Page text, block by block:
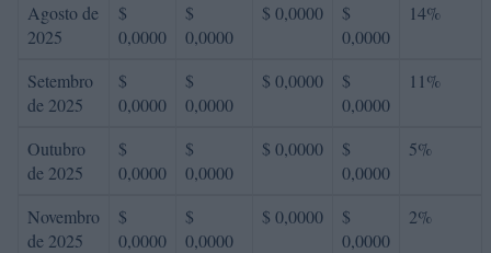
Agosto de
2025
$
0,0000
$
0,0000
$ 0,0000
$
0,0000
14%
Setembro
de 2025
$
0,0000
$
0,0000
$ 0,0000
$
0,0000
11%
Outubro
de 2025
$
0,0000
$
0,0000
$ 0,0000
$
0,0000
5%
Novembro
de 2025
$
0,0000
$
0,0000
$ 0,0000
$
0,0000
2%